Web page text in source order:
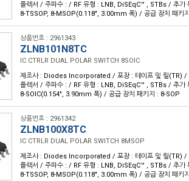
플렉서 / 주파수 : / RF 유형 : LNB, DiSEqC™ , STBs / 추가
8-TSSOP, 8-MSOP(0.118", 3.00mm 폭) / 공급 장치 패키
상품번호 : 2961343
ZLNB101N8TC
IC CTRLR DUAL POLAR SWITCH 8SOIC
제조사 : Diodes Incorporated / 포장 : 테이프 및 릴(TR) /
플렉서 / 주파수 : / RF 유형 : LNB, DiSEqC™ , STBs / 추가
8-SOIC(0.154", 3.90mm 폭) / 공급 장치 패키지 : 8-SOP
상품번호 : 2961342
ZLNB100X8TC
IC CTRLR DUAL POLAR SWITCH 8MSOP
제조사 : Diodes Incorporated / 포장 : 테이프 및 릴(TR) /
플렉서 / 주파수 : / RF 유형 : LNB, DiSEqC™ , STBs / 추가
8-TSSOP, 8-MSOP(0.118", 3.00mm 폭) / 공급 장치 패키